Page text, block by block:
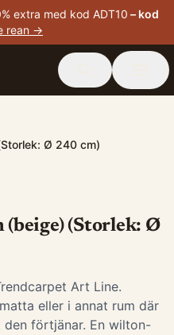
extra med kod ADT10 – kod
rean →
Ø 240 cm)
(Storlek: Ø
Art Line.
eller i annat rum där
den förtjänar. En wilton-